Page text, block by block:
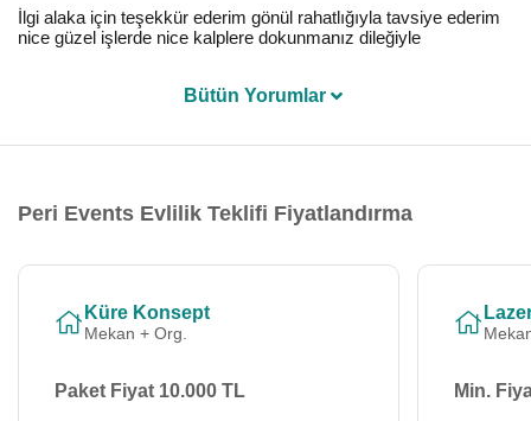
İlgi alaka için teşekkür ederim gönül rahatlığıyla tavsiye ederim
nice güzel işlerde nice kalplere dokunmanız dileğiyle
Bütün Yorumlar
Peri Events Evlilik Teklifi Fiyatlandırma
Küre Konsept
Mekan + Org.
Paket Fiyat 10.000 TL Min.